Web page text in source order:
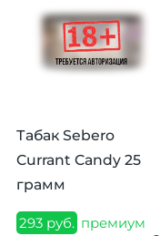
Табак Sebero
Currant Candy 25
грамм
293 руб. премиум